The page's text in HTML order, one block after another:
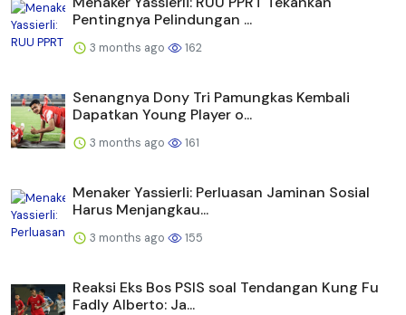
Pentingnya Pelindungan ...
3 months ago 162
Senangnya Dony Tri Pamungkas Kembali
Dapatkan Young Player o...
3 months ago 161
Menaker Yassierli: Perluasan Jaminan Sosial
Harus Menjangkau...
3 months ago 155
Reaksi Eks Bos PSIS soal Tendangan Kung Fu
Fadly Alberto: Ja...